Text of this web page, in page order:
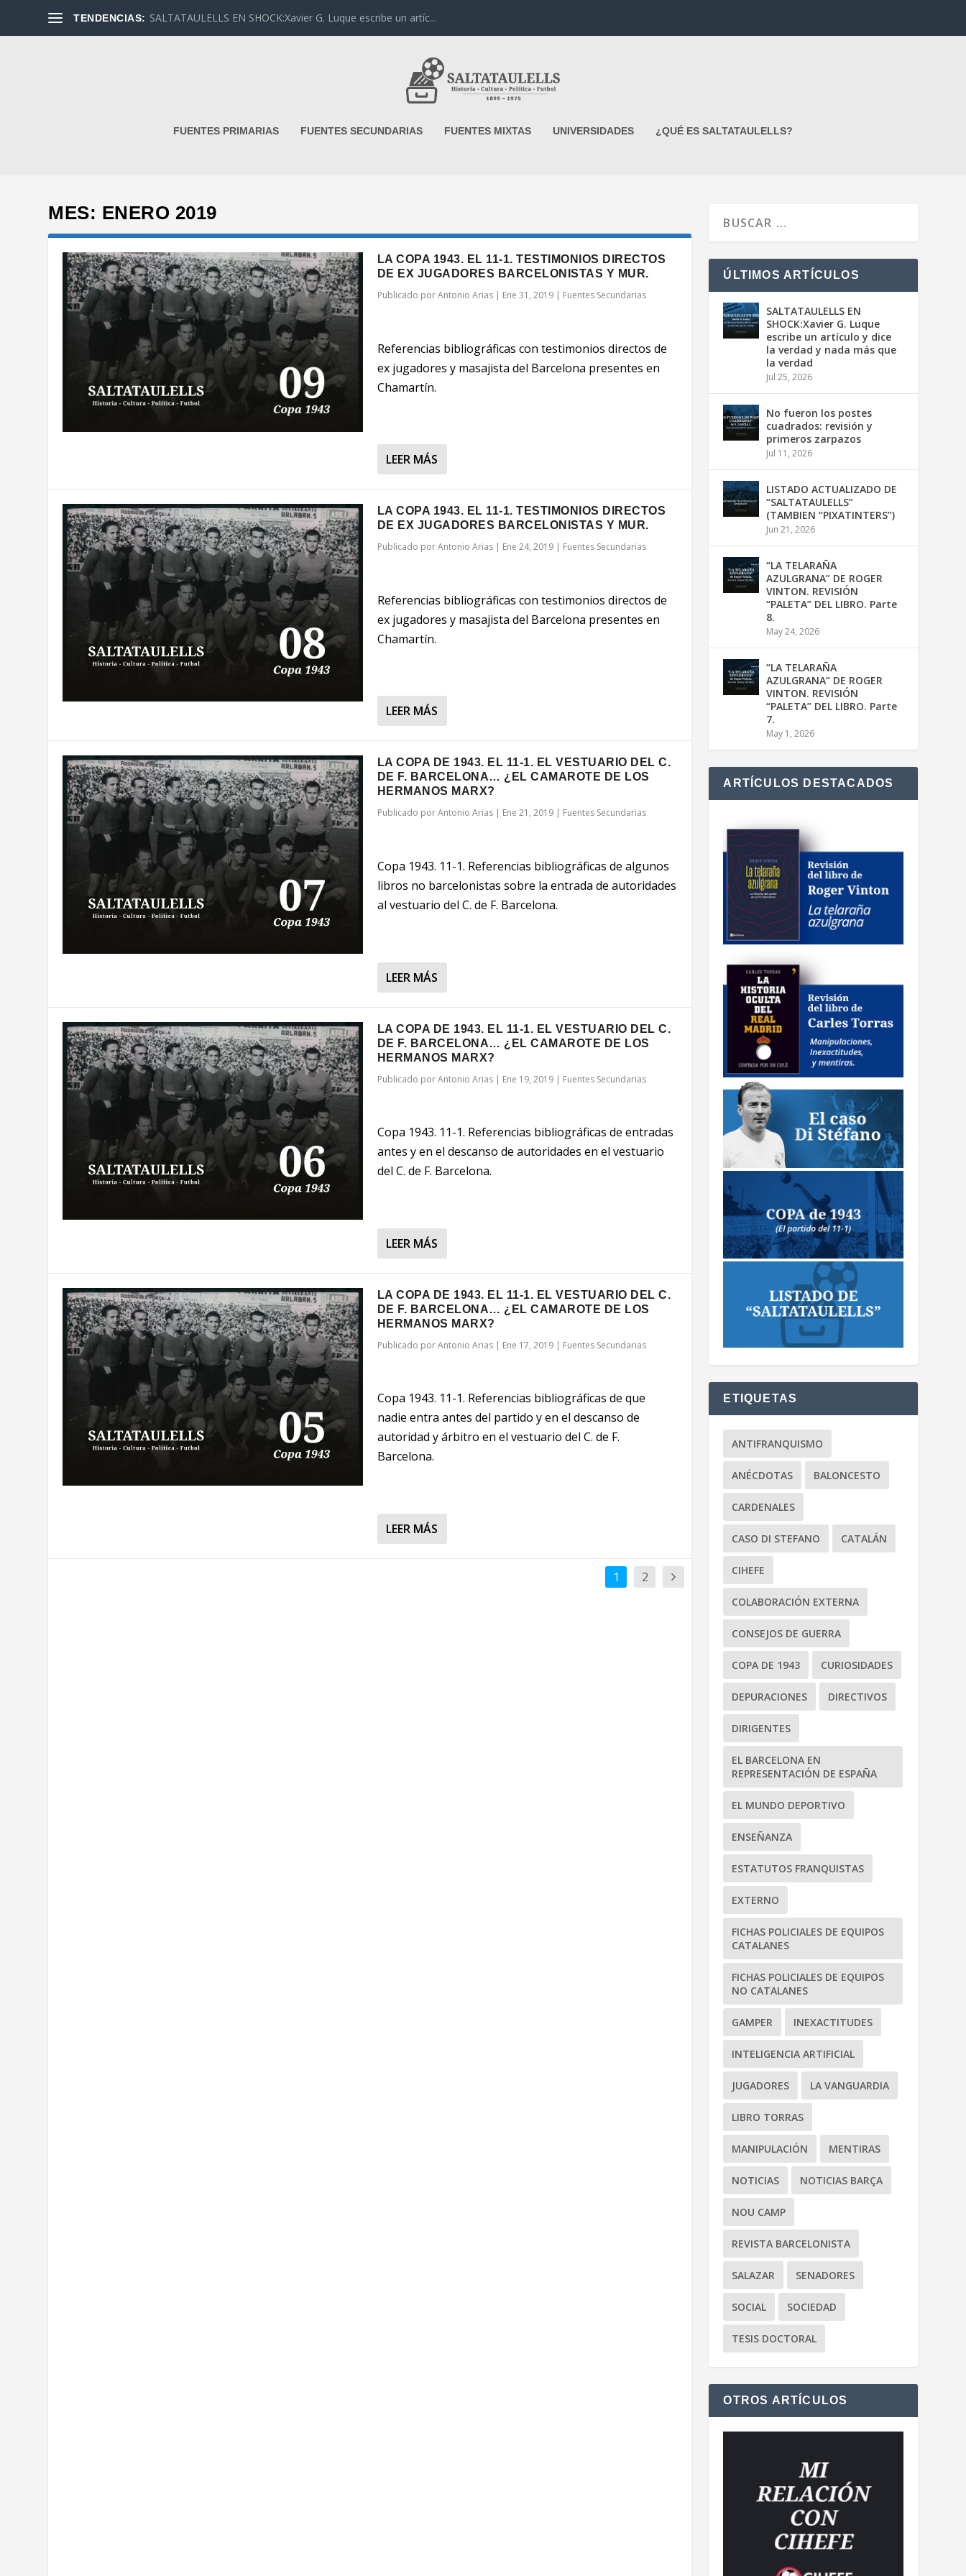
TENDENCIAS: SALTATAULELLS EN SHOCK:Xavier G. Luque escribe un artíc...
FUENTES PRIMARIAS FUENTES SECUNDARIAS FUENTES MIXTAS UNIVERSIDADES ¿QUÉ ES SALTATAULELLS?
MES: ENERO 2019
LA COPA 1943. EL 11-1. TESTIMONIOS DIRECTOS
DE EX JUGADORES BARCELONISTAS Y MUR.
Publicado porAntonio Arias| Ene 31, 2019| Fuentes Secundarias
Referencias bibliográficas con testimonios directos de
ex jugadores y masajista del Barcelona presentes en
Chamartín.
LEER MÁS
LA COPA 1943. EL 11-1. TESTIMONIOS DIRECTOS
DE EX JUGADORES BARCELONISTAS Y MUR.
Publicado porAntonio Arias| Ene 24, 2019| Fuentes Secundarias
Referencias bibliográficas con testimonios directos de
ex jugadores y masajista del Barcelona presentes en
Chamartín.
LEER MÁS
LA COPA DE 1943. EL 11-1. EL VESTUARIO DEL C.
DE F. BARCELONA… ¿EL CAMAROTE DE LOS
HERMANOS MARX?
Publicado porAntonio Arias| Ene 21, 2019| Fuentes Secundarias
Copa 1943. 11-1. Referencias bibliográficas de algunos
libros no barcelonistas sobre la entrada de autoridades
al vestuario del C. de F. Barcelona.
LEER MÁS
LA COPA DE 1943. EL 11-1. EL VESTUARIO DEL C.
DE F. BARCELONA… ¿EL CAMAROTE DE LOS
HERMANOS MARX?
Publicado porAntonio Arias| Ene 19, 2019| Fuentes Secundarias
Copa 1943. 11-1. Referencias bibliográficas de entradas
antes y en el descanso de autoridades en el vestuario
del C. de F. Barcelona.
LEER MÁS
LA COPA DE 1943. EL 11-1. EL VESTUARIO DEL C.
DE F. BARCELONA… ¿EL CAMAROTE DE LOS
HERMANOS MARX?
Publicado porAntonio Arias| Ene 17, 2019| Fuentes Secundarias
Copa 1943. 11-1. Referencias bibliográficas de que
nadie entra antes del partido y en el descanso de
autoridad y árbitro en el vestuario del C. de F.
Barcelona.
LEER MÁS
1 2
ÚLTIMOS ARTÍCULOS
SALTATAULELLS EN
SHOCK:Xavier G. Luque
escribe un artículo y dice
la verdad y nada más que
la verdad
Jul 25, 2026
No fueron los postes
cuadrados: revisión y
primeros zarpazos
Jul 11, 2026
LISTADO ACTUALIZADO DE
“SALTATAULELLS”
(TAMBIEN “PIXATINTERS”)
Jun 21, 2026
“LA TELARAÑA
AZULGRANA” DE ROGER
VINTON. REVISIÓN
“PALETA” DEL LIBRO. Parte
8.
May 24, 2026
“LA TELARAÑA
AZULGRANA” DE ROGER
VINTON. REVISIÓN
“PALETA” DEL LIBRO. Parte
7.
May 1, 2026
ARTÍCULOS DESTACADOS
ETIQUETAS
ANTIFRANQUISMO
ANÉCDOTAS BALONCESTO
CARDENALES
CASO DI STEFANO CATALÁN
CIHEFE
COLABORACIÓN EXTERNA
CONSEJOS DE GUERRA
COPA DE 1943 CURIOSIDADES
DEPURACIONES DIRECTIVOS
DIRIGENTES
EL BARCELONA EN
REPRESENTACIÓN DE ESPAÑA
EL MUNDO DEPORTIVO
ENSEÑANZA
ESTATUTOS FRANQUISTAS
EXTERNO
FICHAS POLICIALES DE EQUIPOS
CATALANES
FICHAS POLICIALES DE EQUIPOS
NO CATALANES
GAMPER INEXACTITUDES
INTELIGENCIA ARTIFICIAL
JUGADORES LA VANGUARDIA
LIBRO TORRAS
MANIPULACIÓN MENTIRAS
NOTICIAS NOTICIAS BARÇA
NOU CAMP
REVISTA BARCELONISTA
SALAZAR SENADORES
SOCIAL SOCIEDAD
TESIS DOCTORAL
OTROS ARTÍCULOS